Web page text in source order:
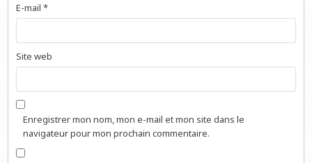
E-mail*
Site web
Enregistrer mon nom, mon e-mail et mon site dans le
navigateur pour mon prochain commentaire.